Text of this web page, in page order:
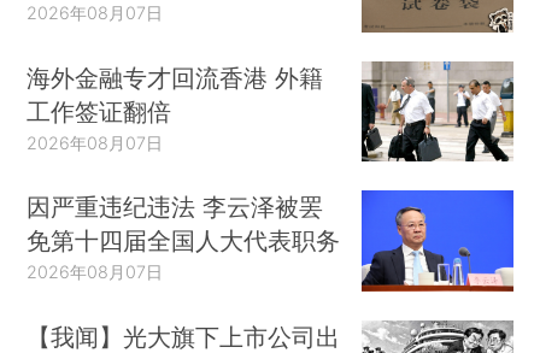
2026年08月07日
海外金融专才回流香港 外籍
工作签证翻倍
2026年08月07日
因严重违纪违法 李云泽被罢
免第十四届全国人大代表职务
2026年08月07日
【我闻】光大旗下上市公司出